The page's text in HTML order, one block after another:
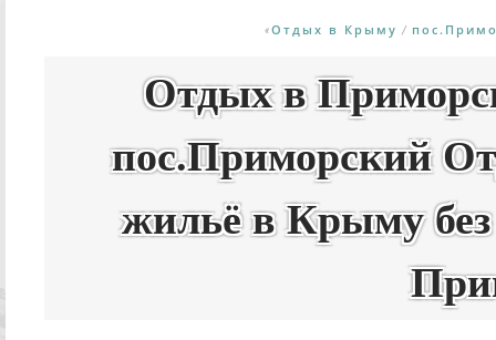
«Отдых в Крыму /
Отдых в
пос.Приморский
жильё в Крыму